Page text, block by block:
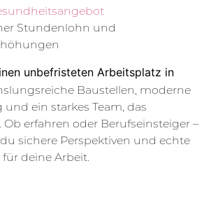
Stundenlohn und
unbefristeten Arbeitsplatz in
Baustellen, moderne
ein starkes Team, das
erfahren oder Berufseinsteiger –
sichere Perspektiven und echte
deine Arbeit.